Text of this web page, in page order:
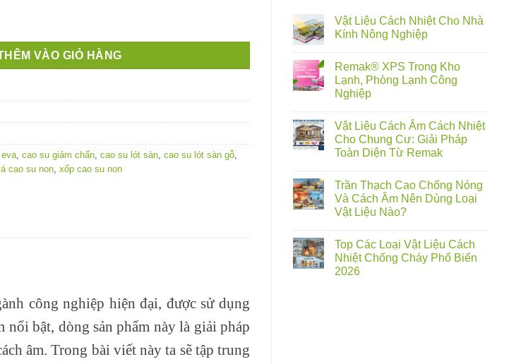
Vật Liệu Cách Nhiệt Cho Nhà
Kính Nông Nghiệp
Remak® XPS Trong Kho
Lạnh, Phòng Lạnh Công
Nghiệp
Vật Liệu Cách Âm Cách Nhiệt
Cho Chung Cư: Giải Pháp
Toàn Diện Từ Remak
Trần Thạch Cao Chống Nóng
Và Cách Âm Nên Dùng Loại
Vật Liệu Nào?
Top Các Loại Vật Liệu Cách
Nhiệt Chống Cháy Phổ Biến
2026
dụng hàng đầu trong ngành công nghiệp số lượng
VÀO GIỎ HÀNG
,cao su giảm chấn ,cao su lót sàn ,cao su lót sàn gỗ
cao su non ,xốp cao su non
công nghiệp hiện đại, được sử dụng
bật, dòng sản phẩm này là giải pháp
âm. Trong bài viết này ta sẽ tập trung